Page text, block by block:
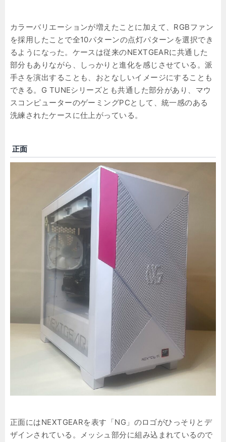
カラーバリエーションが増えたことに加えて、RGBファン
を採用したことで全10パターンの点灯パターンを選択でき
るようになった。ケースは従来のNEXTGEARに共通した
部分もありながら、しっかりと進化を感じさせている。派
手さを演出することも、おとなしいイメージにすることも
できる。G TUNEシリーズとも共通した部分があり、マウ
スコンピューターのゲーミングPCとして、統一感のある
洗練されたケースに仕上がっている。
正面
正面にはNEXTGEARを表す「NG」のロゴがひっそりとデ
ザインされている。メッシュ部分に組み込まれているので